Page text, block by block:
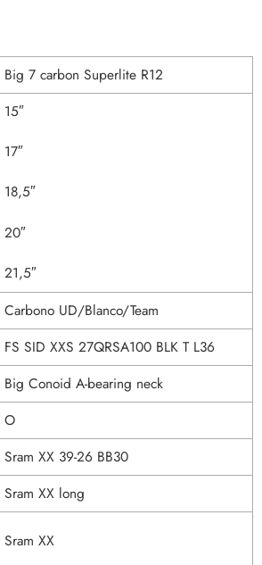
Big 7 carbon Superlite R12
15″
17″
18,5″
20″
21,5″
Carbono UD/Blanco/Team
FS SID XXS 27QRSA100 BLK T L36
Big Conoid A-bearing neck
O
Sram XX 39-26 BB30
Sram XX long
Sram XX